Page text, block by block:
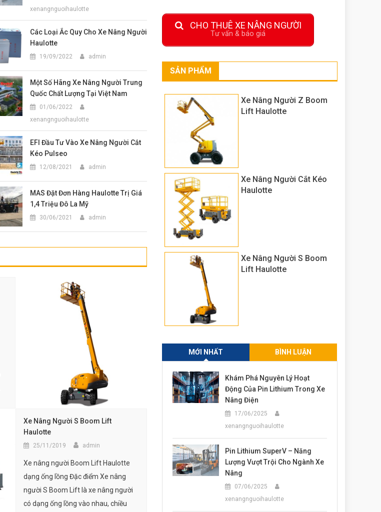
xenangnguoihaulotte
Các Loại Ắc Quy Cho Xe Nâng Người
Haulotte
19/09/2022 admin
Một Số Hãng Xe Nâng Người Trung
Quốc Chất Lượng Tại Việt Nam
01/06/2022
xenangnguoihaulotte
EFI Đầu Tư Vào Xe Nâng Người Cắt
Kéo Pulseo
12/08/2021 admin
MAS Đặt Đơn Hàng Haulotte Trị Giá
1,4 Triệu Đô La Mỹ
30/06/2021 admin
Xe Nâng Người S Boom Lift
Haulotte
25/11/2019 admin
Xe nâng người Boom Lift Haulotte
dạng ống lồng Đặc điểm Xe nâng
người S Boom Lift là xe nâng người
có dạng ống lồng vào nhau, chiều
CHO THUÊ XE NÂNG NGƯỜI
Tư vấn & báo giá
SẢN PHẨM
Xe Nâng Người Z Boom
Lift Haulotte
Xe Nâng Người Cắt Kéo
Haulotte
Xe Nâng Người S Boom
Lift Haulotte
MỚI NHẤT BÌNH LUẬN
Khám Phá Nguyên Lý Hoạt
Động Của Pin Lithium Trong Xe
Nâng Điện
17/06/2025
xenangnguoihaulotte
Pin Lithium SuperV – Năng
Lượng Vượt Trội Cho Ngành Xe
Nâng
07/06/2025
xenangnguoihaulotte